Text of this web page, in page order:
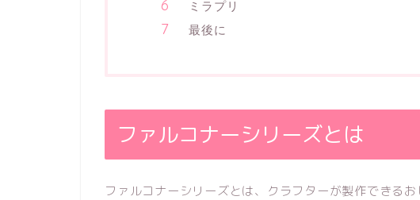
ミラプリ
最後に
ファルコナーシリーズとは
ファルコナーシリーズとは、クラフターが製作できるお